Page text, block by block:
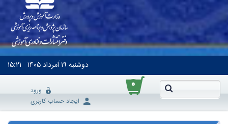
دوشنبه ۱۹ اَمرداد ۱۴۰۵ ۱۵:۲۱
۰
ورود
ایجاد حساب کاربری